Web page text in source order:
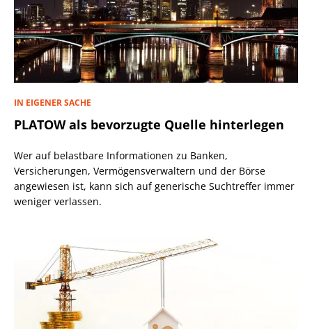
IN EIGENER SACHE
PLATOW als bevorzugte Quelle hinterlegen
Wer auf belastbare Informationen zu Banken,
Versicherungen, Vermögensverwaltern und der Börse
angewiesen ist, kann sich auf generische Suchtreffer immer
weniger verlassen.